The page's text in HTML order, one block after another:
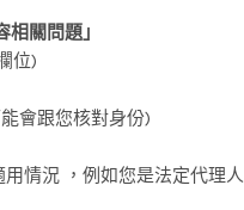
相關問題」
位)
會跟您核對身份)
情況 ，例如您是法定代理人